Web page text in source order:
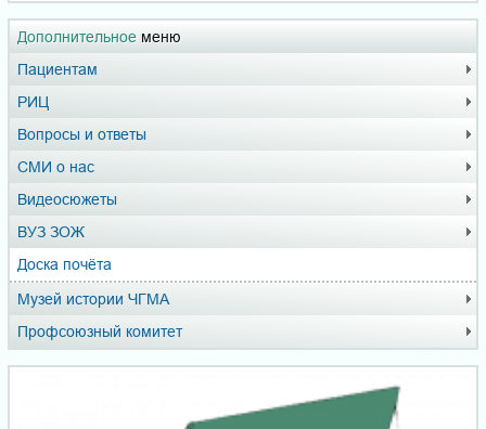
Дополнительное меню
Пациентам
РИЦ
Вопросы и ответы
СМИ о нас
Видеосюжеты
ВУЗ ЗОЖ
Доска почёта
Музей истории ЧГМА
Профсоюзный комитет